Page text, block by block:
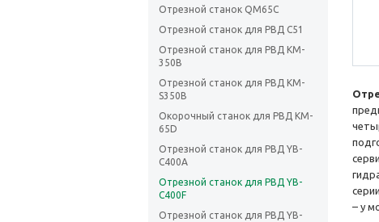
Отрезной станок QM65C
Отрезной станок для РВД C51
Отрезной станок для РВД KM-
350B
Отрезной станок для РВД KM-
S350B
Окорочный станок для РВД KM-
65D
Отрезной станок для РВД YB-
C400A
Отрезной станок для РВД YB-
C400F
Отрезной станок для РВД YB-
– у